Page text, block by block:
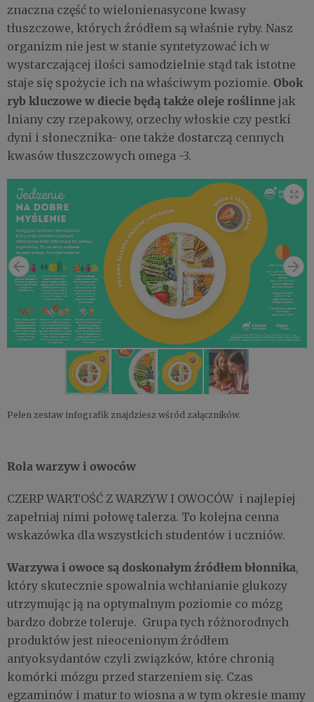
znaczna część to wielonienasycone kwasy
tłuszczowe, których źródłem są właśnie ryby. Nasz
organizm nie jest w stanie syntetyzować ich w
wystarczającej ilości samodzielnie stąd tak istotne
staje się spożycie ich na właściwym poziomie. Obok
ryb kluczowe w diecie będą także oleje roślinne jak
lniany czy rzepakowy, orzechy włoskie czy pestki
dyni i słonecznika- one także dostarczą cennych
kwasów tłuszczowych omega -3.
Pełen zestaw infografik znajdziesz wśród załączników.
Rola warzyw i owoców
CZERP WARTOŚĆ Z WARZYW I OWOCÓW i najlepiej
zapełniaj nimi połowę talerza. To kolejna cenna
wskazówka dla wszystkich studentów i uczniów.
Warzywa i owoce są doskonałym źródłem błonnika,
który skutecznie spowalnia wchłanianie glukozy
utrzymując ją na optymalnym poziomie co mózg
bardzo dobrze toleruje. Grupa tych różnorodnych
produktów jest nieocenionym źródłem
antyoksydantów czyli związków, które chronią
komórki mózgu przed starzeniem się. Czas
egzaminów i matur to wiosna a w tym okresie mamy